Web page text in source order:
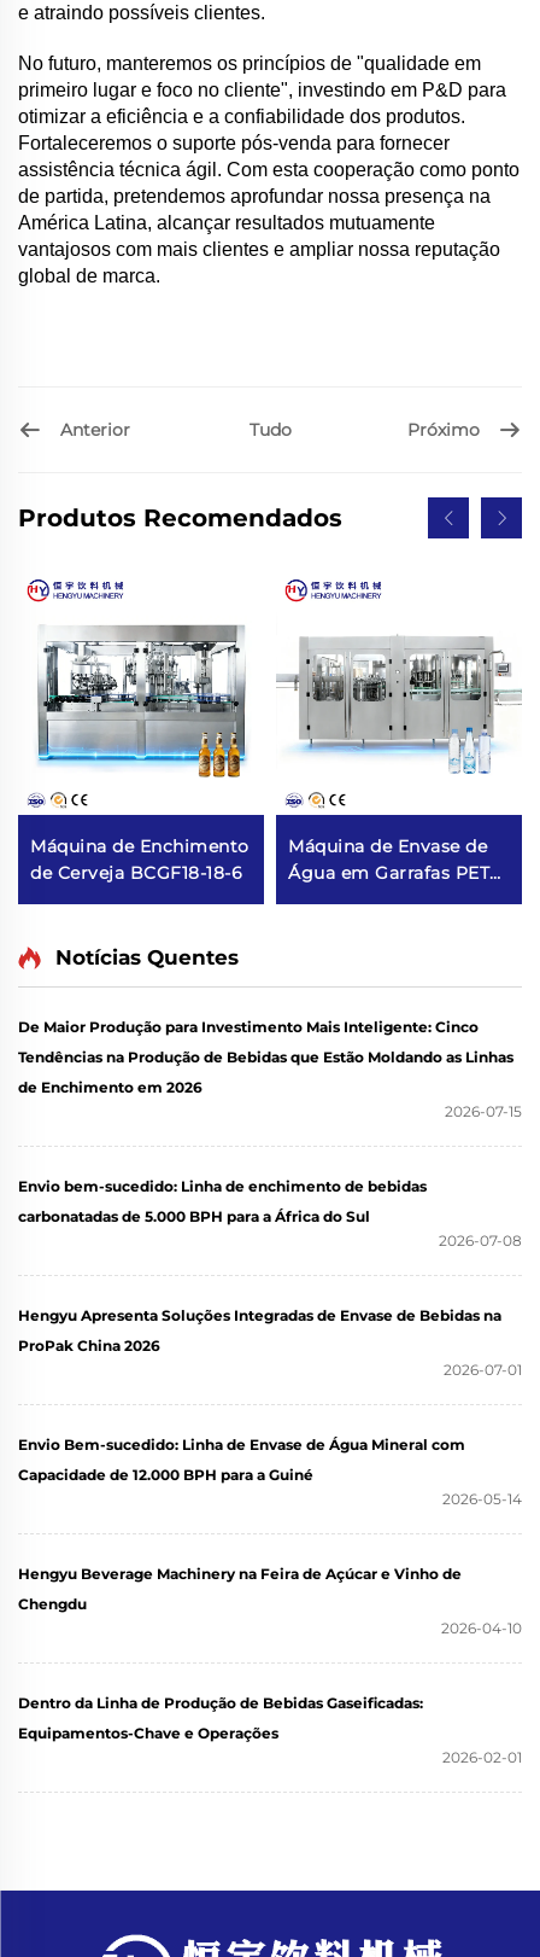
e atraindo possíveis clientes.
No futuro, manteremos os princípios de "qualidade em
primeiro lugar e foco no cliente", investindo em P&D para
otimizar a eficiência e a confiabilidade dos produtos.
Fortaleceremos o suporte pós-venda para fornecer
assistência técnica ágil. Com esta cooperação como ponto
de partida, pretendemos aprofundar nossa presença na
América Latina, alcançar resultados mutuamente
vantajosos com mais clientes e ampliar nossa reputação
global de marca.
Anterior Tudo Próximo
Produtos Recomendados
Máquina de Enchimento
de Cerveja BCGF18-18-6
Máquina de Envase de
Água em Garrafas PET
CGF40-40-12
Notícias Quentes
De Maior Produção para Investimento Mais Inteligente: Cinco
Tendências na Produção de Bebidas que Estão Moldando as Linhas
de Enchimento em 2026
2026-07-15
Envio bem-sucedido: Linha de enchimento de bebidas
carbonatadas de 5.000 BPH para a África do Sul
2026-07-08
Hengyu Apresenta Soluções Integradas de Envase de Bebidas na
ProPak China 2026
2026-07-01
Envio Bem-sucedido: Linha de Envase de Água Mineral com
Capacidade de 12.000 BPH para a Guiné
2026-05-14
Hengyu Beverage Machinery na Feira de Açúcar e Vinho de
Chengdu
2026-04-10
Dentro da Linha de Produção de Bebidas Gaseificadas:
Equipamentos-Chave e Operações
2026-02-01